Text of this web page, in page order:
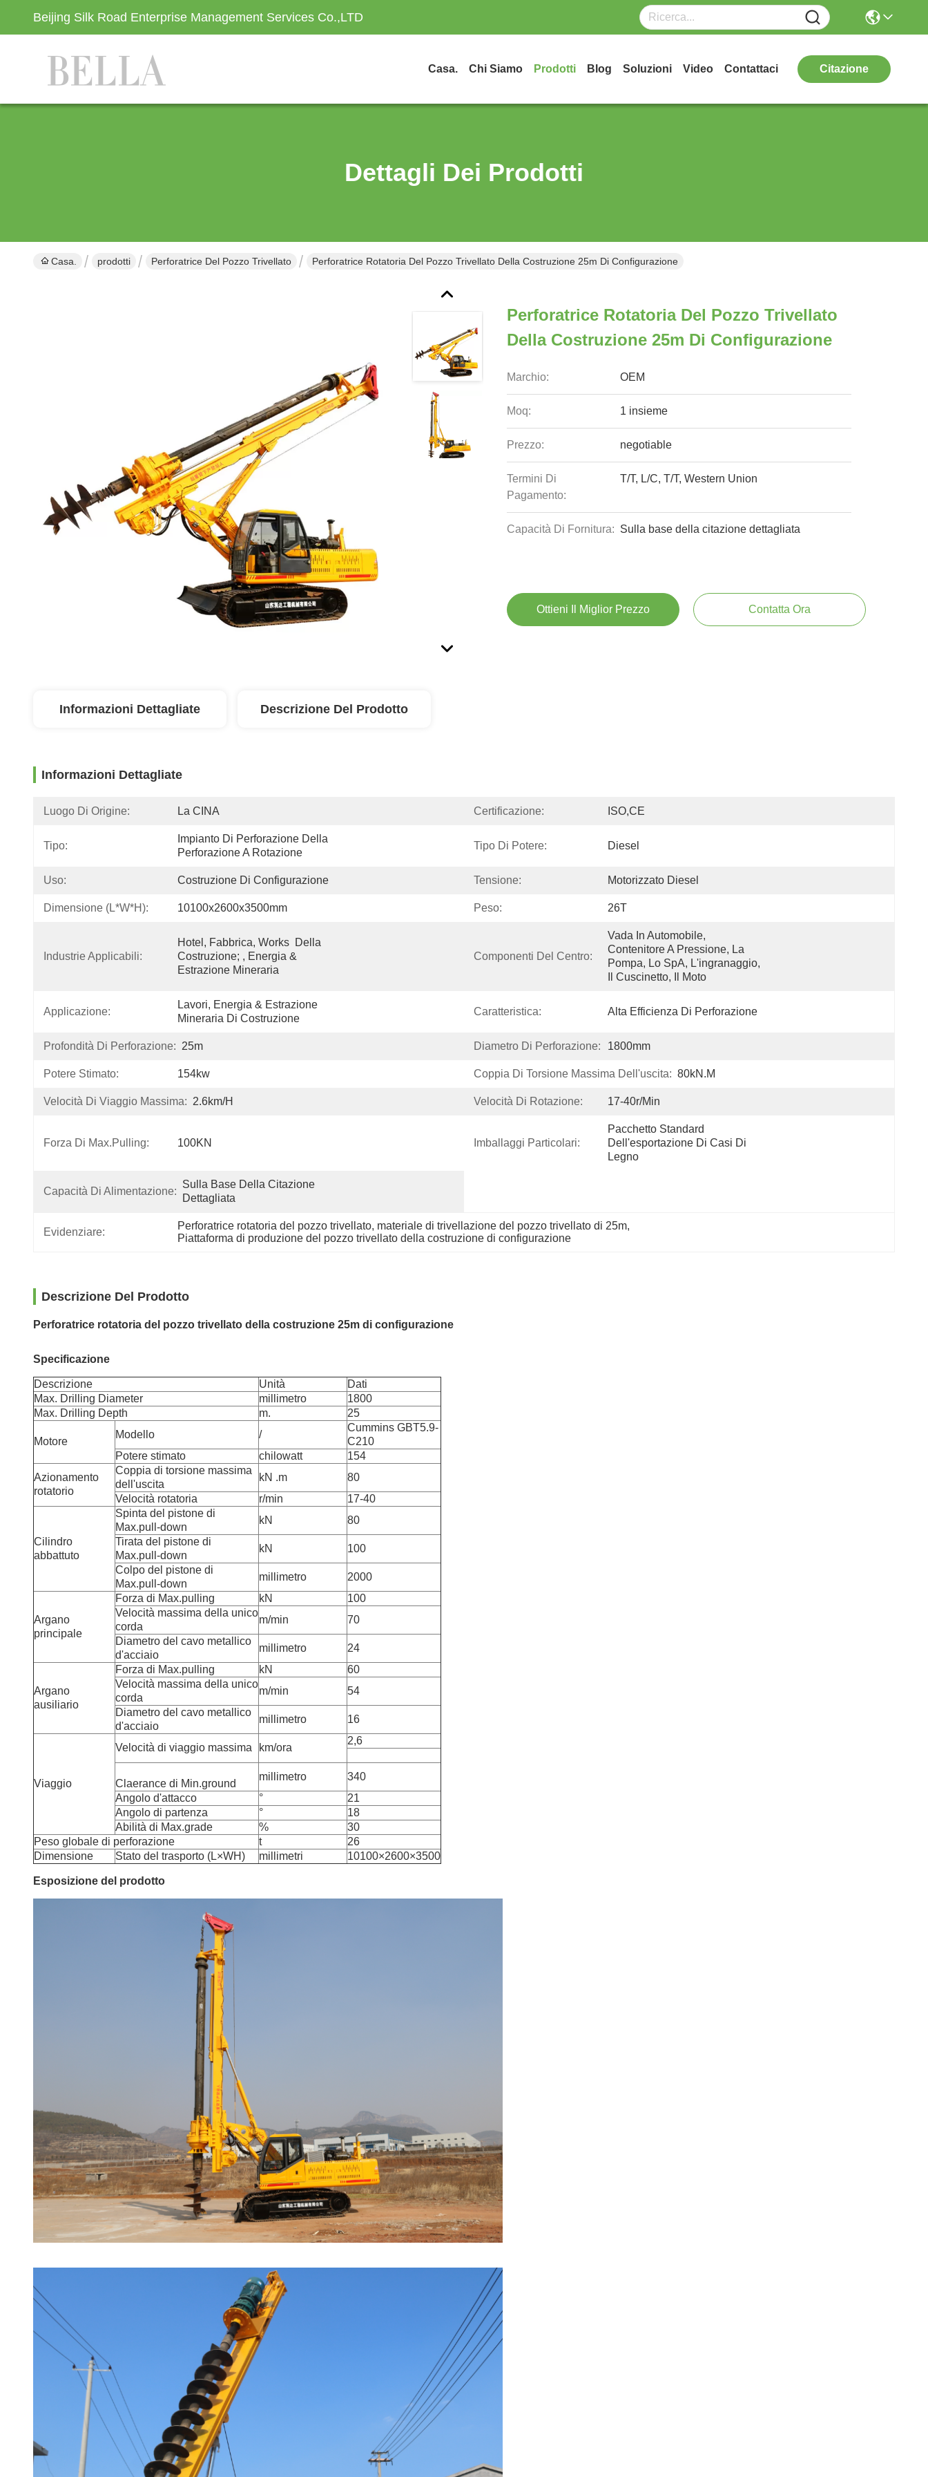
Beijing Silk Road Enterprise Management Services Co.,LTD
Casa. Chi Siamo Prodotti Blog Soluzioni Video Contattaci Citazione
Dettagli Dei Prodotti
Casa. prodotti Perforatrice Del Pozzo Trivellato Perforatrice Rotatoria Del Pozzo Trivellato Della Costruzione 25m Di Configurazione
Perforatrice Rotatoria Del Pozzo Trivellato
Della Costruzione 25m Di Configurazione
Marchio: OEM
Moq: 1 insieme
Prezzo: negotiable
Termini Di
Pagamento:
T/T, L/C, T/T, Western Union
Capacità Di Fornitura: Sulla base della citazione dettagliata
Ottieni Il Miglior Prezzo Contatta Ora
Informazioni Dettagliate Descrizione Del Prodotto
Informazioni Dettagliate
Luogo Di Origine: La CINA Certificazione: ISO,CE
Tipo:
Impianto Di Perforazione Della
Perforazione A Rotazione
Tipo Di Potere: Diesel
Uso: Costruzione Di Configurazione Tensione: Motorizzato Diesel
Dimensione (l*w*h): 10100x2600x3500mm Peso: 26T
Industrie Applicabili:
Hotel, Fabbrica, Works  Della
Costruzione; , Energia &
Estrazione Mineraria
Componenti Del Centro:
Vada In Automobile,
Contenitore A Pressione, La
Pompa, Lo SpA, L'ingranaggio,
Il Cuscinetto, Il Moto
Applicazione:
Lavori, Energia & Estrazione
Mineraria Di Costruzione
Caratteristica: Alta Efficienza Di Perforazione
Profondità Di Perforazione: 25m Diametro Di Perforazione: 1800mm
Potere Stimato: 154kw Coppia Di Torsione Massima Dell'uscita: 80kN.m
Velocità Di Viaggio Massima: 2.6km/h Velocità Di Rotazione: 17-40r/min
Forza Di Max.pulling: 100KN Imballaggi Particolari:
Pacchetto Standard
Dell'esportazione Di Casi Di
Legno
Capacità Di Alimentazione:
Sulla Base Della Citazione
Dettagliata
Evidenziare:
Perforatrice rotatoria del pozzo trivellato, materiale di trivellazione del pozzo trivellato di 25m,
Piattaforma di produzione del pozzo trivellato della costruzione di configurazione
Descrizione Del Prodotto
Perforatrice rotatoria del pozzo trivellato della costruzione 25m di configurazione
Specificazione
Descrizione Unità
Dati
Max. Drilling Diameter
millimetro
1800
Max. Drilling Depth
m. 25
Motore
Modello /
Cummins GBT5.9-
C210
Potere stimato
chilowatt
154
Azionamento
rotatorio
Coppia di torsione massima
dell'uscita
kN .m
80
Velocità rotatoria
r/min 17-40
Cilindro
abbattuto
Spinta del pistone di
Max.pull-down
kN
80
Tirata del pistone di
Max.pull-down
kN
100
Colpo del pistone di
Max.pull-down
millimetro 2000
Argano
principale
Forza di Max.pulling kN
100
Velocità massima della unico
corda
m/min
70
Diametro del cavo metallico
d'acciaio
millimetro 24
Argano
ausiliario
Forza di Max.pulling kN
60
Velocità massima della unico
corda
m/min
54
Diametro del cavo metallico
d'acciaio
millimetro 16
Viaggio
Velocità di viaggio massima km/ora
2,6
Claerance di Min.ground
millimetro
340
Angolo d'attacco
°
21
Angolo di partenza
°
18
Abilità di Max.grade
%
30
Peso globale di perforazione
t
26
Dimensione
Stato del trasporto (L×WH) millimetri 10100×2600×3500
Esposizione del prodotto